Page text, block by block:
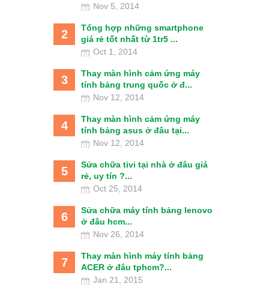
Nov 5, 2014
2
Tổng hợp những smartphone
giá rẻ tốt nhất từ 1tr5 ...
Oct 1, 2014
3
Thay màn hình cảm ứng máy
tính bảng trung quốc ở đ...
Nov 12, 2014
4
Thay màn hình cảm ứng máy
tính bảng asus ở đâu tại...
Nov 12, 2014
5
Sửa chữa tivi tại nhà ở đâu giá
rẻ, uy tín ?...
Oct 25, 2014
6
Sửa chữa máy tính bảng lenovo
ở đâu hcm...
Nov 26, 2014
7
Thay màn hình máy tính bảng
ACER ở đâu tphcm?...
Jan 21, 2015